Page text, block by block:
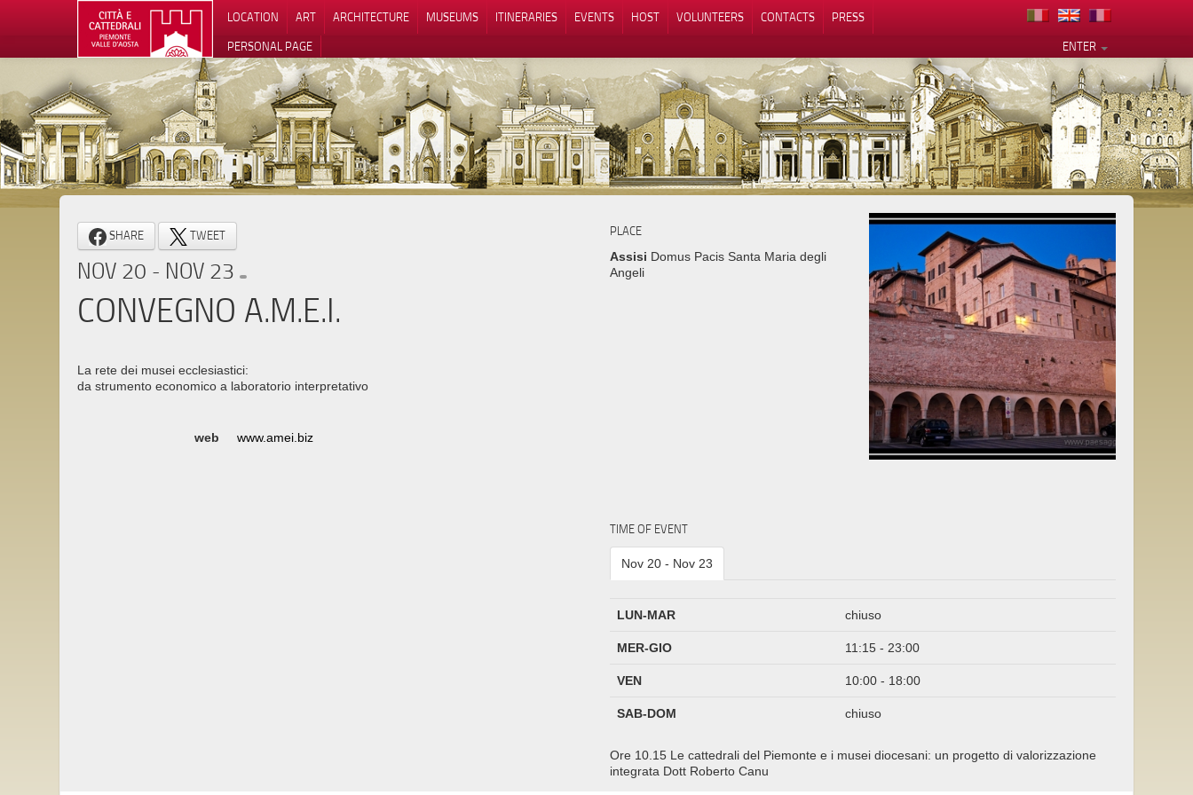
LOCATION ART ARCHITECTURE MUSEUMS ITINERARIES EVENTS HOST VOLUNTEERS CONTACTS
PRESS
ENTER
PERSONAL PAGE
SHARE TWEET
NOV 20 - NOV 23
CONVEGNO A.M.E.I.
La rete dei musei ecclesiastici:
da strumento economico a laboratorio interpretativo
web www.amei.biz
PLACE
Assisi Domus Pacis Santa Maria degli
Angeli
TIME OF EVENT
Nov 20 - Nov 23
LUN-MAR chiuso
MER-GIO 11:15 - 23:00
VEN 10:00 - 18:00
SAB-DOM chiuso
Ore 10.15 Le cattedrali del Piemonte e i musei diocesani: un progetto di valorizzazione
integrata Dott Roberto Canu
Your Privacy Choices